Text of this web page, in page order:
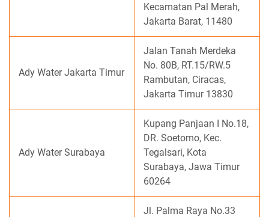
Kecamatan Pal Merah,
Jakarta Barat, 11480
Ady Water Jakarta Timur
Jalan Tanah Merdeka
No. 80B, RT.15/RW.5
Rambutan, Ciracas,
Jakarta Timur 13830
Ady Water Surabaya
Kupang Panjaan I No.18,
DR. Soetomo, Kec.
Tegalsari, Kota
Surabaya, Jawa Timur
60264
Jl. Palma Raya No.33